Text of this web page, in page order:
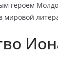
героем
мировой